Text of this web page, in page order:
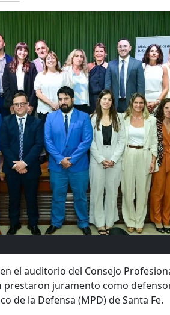
el auditorio del Consejo
prestaron juramento como
de la Defensa (MPD) de Santa Fe.